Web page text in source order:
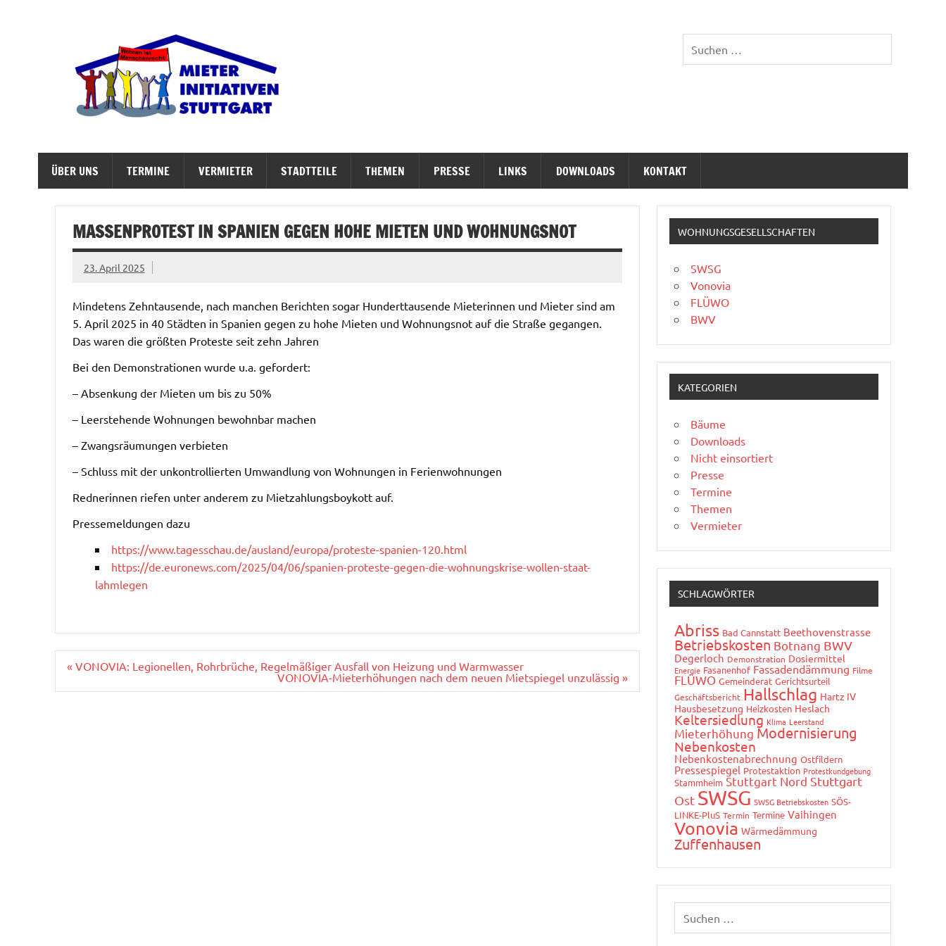
ÜBER UNS TERMINE VERMIETER STADTTEILE THEMEN PRESSE LINKS DOWNLOADS KONTAKT
MASSENPROTEST IN SPANIEN GEGEN HOHE MIETEN UND WOHNUNGSNOT
23. April 2025
Mindetens Zehntausende, nach manchen Berichten sogar Hunderttausende Mieterinnen und Mieter sind am
5. April 2025 in 40 Städten in Spanien gegen zu hohe Mieten und Wohnungsnot auf die Straße gegangen.
Das waren die größten Proteste seit zehn Jahren
Bei den Demonstrationen wurde u.a. gefordert:
– Absenkung der Mieten um bis zu 50%
– Leerstehende Wohnungen bewohnbar machen
– Zwangsräumungen verbieten
– Schluss mit der unkontrollierten Umwandlung von Wohnungen in Ferienwohnungen
Rednerinnen riefen unter anderem zu Mietzahlungsboykott auf.
Pressemeldungen dazu
https://www.tagesschau.de/ausland/europa/proteste-spanien-120.html
https://de.euronews.com/2025/04/06/spanien-proteste-gegen-die-wohnungskrise-wollen-staat-
lahmlegen
Beitragsnavigation
« VONOVIA: Legionellen, Rohrbrüche, Regelmäßiger Ausfall von Heizung und Warmwasser
VONOVIA-Mieterhöhungen nach dem neuen Mietspiegel unzulässig »
WOHNUNGSGESELLSCHAFTEN
SWSG
Vonovia
FLÜWO
BWV
KATEGORIEN
Bäume
Downloads
Nicht einsortiert
Presse
Termine
Themen
Vermieter
SCHLAGWÖRTER
Abriss Bad Cannstatt Beethovenstrasse
Betriebskosten Botnang BWV
Degerloch Demonstration Dosiermittel
Energie Fasanenhof Fassadendämmung Filme
FLÜWO Gemeinderat Gerichtsurteil
Geschäftsbericht Hallschlag Hartz IV
Hausbesetzung Heizkosten Heslach
Keltersiedlung Klima Leerstand
Mieterhöhung Modernisierung
Nebenkosten
Nebenkostenabrechnung Ostfildern
Pressespiegel Protestaktion Protestkundgebung
Stammheim Stuttgart Nord Stuttgart
Ost SWSG SWSG Betriebskosten SÖS-
LINKE-PluS Termin Termine Vaihingen
Vonovia Wärmedämmung
Zuffenhausen